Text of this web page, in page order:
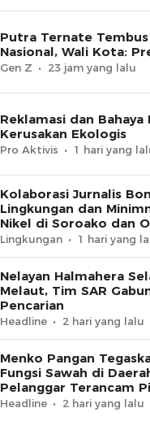
Putra Ternate Tembus
Nasional, Wali Kota:
Gen Z 23 jam yang lalu
Reklamasi dan Bahaya
Kerusakan Ekologis
Pro Aktivis 1 hari yang
Kolaborasi Jurnalis
Lingkungan dan
Nikel di Soroako dan
Lingkungan 1 hari yang
Nelayan Halmahera
Melaut, Tim SAR
Pencarian
Headline 2 hari yang lalu
Menko Pangan
Fungsi Sawah di
Pelanggar Terancam
Headline 2 hari yang lalu